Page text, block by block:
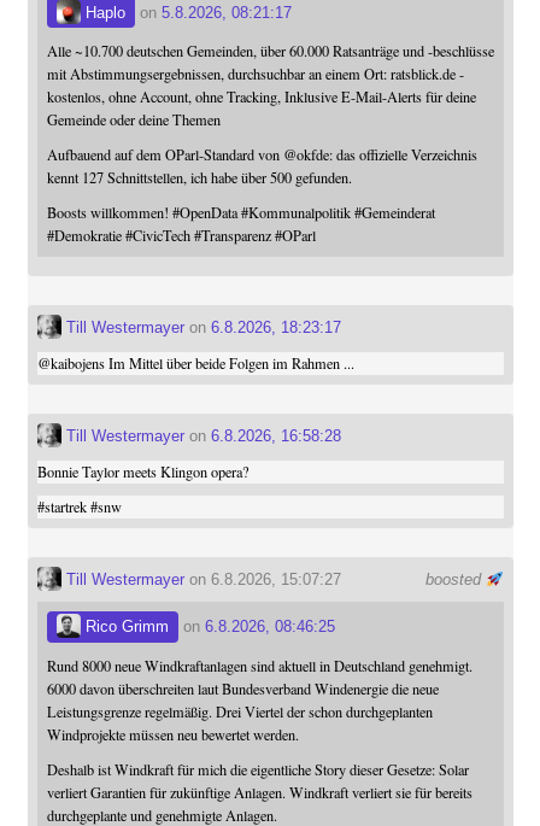
Haplo on 5.8.2026, 08:21:17
Alle ~10.700 deutschen Gemeinden, über 60.000 Ratsanträge und -beschlüsse
mit Abstimmungsergebnissen, durchsuchbar an einem Ort: ratsblick.de -
kostenlos, ohne Account, ohne Tracking, Inklusive E-Mail-Alerts für deine
Gemeinde oder deine Themen
Aufbauend auf dem OParl-Standard von @okfde: das offizielle Verzeichnis
kennt 127 Schnittstellen, ich habe über 500 gefunden.
Boosts willkommen! #OpenData #Kommunalpolitik #Gemeinderat
#Demokratie #CivicTech #Transparenz #OParl
Till Westermayeron 6.8.2026, 18:23:17
@kaibojensIm Mittel über beide Folgen im Rahmen ...
Till Westermayeron 6.8.2026, 16:58:28
Bonnie Taylor meets Klingon opera?
#startrek #snw
boosted
Till Westermayeron 6.8.2026, 15:07:27
Rico Grimm on 6.8.2026, 08:46:25
Rund 8000 neue Windkraftanlagen sind aktuell in Deutschland genehmigt.
6000 davon überschreiten laut Bundesverband Windenergie die neue
Leistungsgrenze regelmäßig. Drei Viertel der schon durchgeplanten
Windprojekte müssen neu bewertet werden.
Deshalb ist Windkraft für mich die eigentliche Story dieser Gesetze: Solar
verliert Garantien für zukünftige Anlagen. Windkraft verliert sie für bereits
durchgeplante und genehmigte Anlagen.